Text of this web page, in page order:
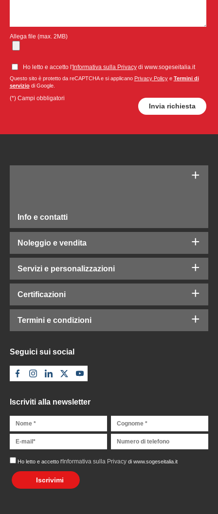
Allega file (max. 2MB)
Ho letto e accetto l'Informativa sulla Privacydi www.sogeseitalia.it
Questo sito è protetto da reCAPTCHA e si applicano Privacy Policye Termini di
serviziodi Google.
(*) Campi obbligatori
Info e contatti
Noleggio e vendita
Servizi e personalizzazioni
Certificazioni
Termini e condizioni
Seguici sui social
Iscriviti alla newsletter
Ho letto e accetto l'Informativa sulla Privacydi www.sogeseitalia.it
Iscrivimi